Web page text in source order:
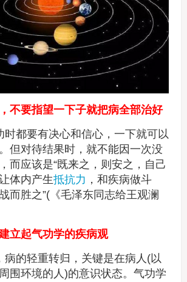
不要指望一下子就把病全部治好
时都要有决心和信心，一下就可以
但对待结果时，就不能因一次没
而应该是“既来之，则安之，自己
体内产生抵抗力 ，和疾病做斗
而胜之”(《毛泽东同志给王观澜
立起气功学的疾病观
病的轻重转归，关键是在病人(以
围环境的人)的意识状态。气功学